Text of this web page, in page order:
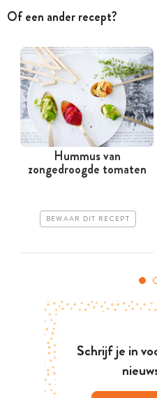
Of een ander recept?
Hummus van
zongedroogde tomaten
BEWAAR DIT RECEPT
Schrijf je in